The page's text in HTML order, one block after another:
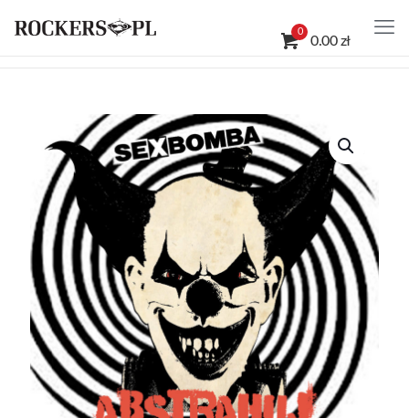
0
0.00 zł